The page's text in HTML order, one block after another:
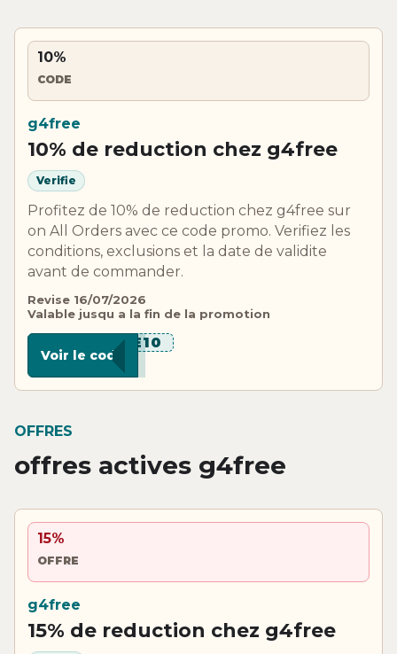
10%
CODE
g4free
10% de reduction chez g4free
Verifie
Profitez de 10% de reduction chez g4free sur
on All Orders avec ce code promo. Verifiez les
conditions, exclusions et la date de validite
avant de commander.
Revise 16/07/2026
Valable jusqu a la fin de la promotion
*****E10
Voir le code
OFFRES
offres actives g4free
15%
OFFRE
g4free
15% de reduction chez g4free